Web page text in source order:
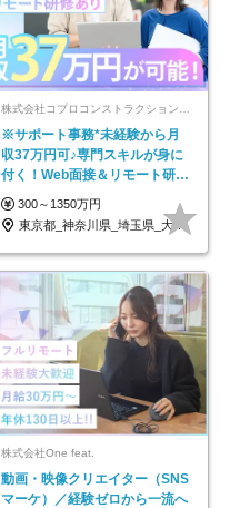
※サポート事務*未経験から月
収37万円可♪専門スキルが身に
付く！Web面接＆リモート研修
も充実♪/a
300～1350万円
東京都_神奈川県_埼玉県_大阪府_愛知県…
株式会社One feat.
動画・映像クリエイター（SNS
マーケ）／経験ゼロから一流へ